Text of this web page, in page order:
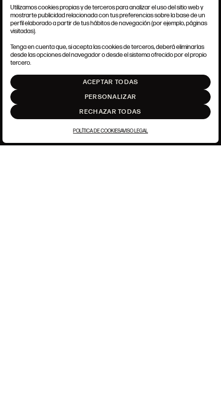
CONDICIONES GENERALES
POLÍTICA DE COOKIES
AJUSTE DE COOKIES
Utilizamos cookies propias y de terceros para analizar el uso del sitio web y
mostrarte publicidad relacionada con tus preferencias sobre la base de un
perfil elaborado a partir de tus hábitos de navegación (por ejemplo, páginas
visitadas).
Tenga en cuenta que, si acepta las cookies de terceros, deberá eliminarlas
desde las opciones del navegador o desde el sistema ofrecido por el propio
tercero.
ACEPTAR TODAS
PERSONALIZAR
RECHAZAR TODAS
POLÍTICA DE COOKIESAVISO LEGAL